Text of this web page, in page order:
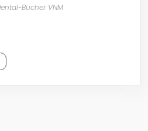
Bücher VNM